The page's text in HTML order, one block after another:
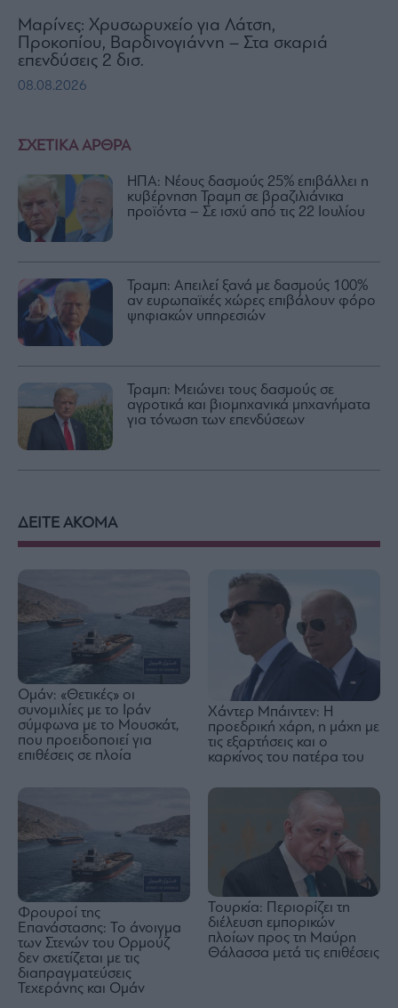
ΣΧΕΤΙΚΑ ΑΡΘΡΑ
ΗΠΑ: Νέους δασμούς 25% επιβάλλει η
κυβέρνηση Τραμπ σε βραζιλιάνικα
προϊόντα – Σε ισχύ από τις 22 Ιουλίου
Τραμπ: Απειλεί ξανά με δασμούς 100%
αν ευρωπαϊκές χώρες επιβάλουν φόρο
ψηφιακών υπηρεσιών
Τραμπ: Μειώνει τους δασμούς σε
αγροτικά και βιομηχανικά μηχανήματα
για τόνωση των επενδύσεων
Μαρίνες: Χρυσωρυχείο για Λάτση,
Προκοπίου, Βαρδινογιάννη – Στα σκαριά
επενδύσεις 2 δισ.
08.08.2026
ΔΕΙΤΕ ΑΚΟΜΑ
Ομάν: «Θετικές» οι
συνομιλίες με το Ιράν
σύμφωνα με το Μουσκάτ,
που προειδοποιεί για
επιθέσεις σε πλοία
Χάντερ Μπάιντεν: Η
προεδρική χάρη, η μάχη με
τις εξαρτήσεις και ο
καρκίνος του πατέρα του
Φρουροί της
Επανάστασης: Το άνοιγμα
των Στενών του Ορμούζ
δεν σχετίζεται με τις
διαπραγματεύσεις
Τεχεράνης και Ομάν
Τουρκία: Περιορίζει τη
διέλευση εμπορικών
πλοίων προς τη Μαύρη
Θάλασσα μετά τις επιθέσεις